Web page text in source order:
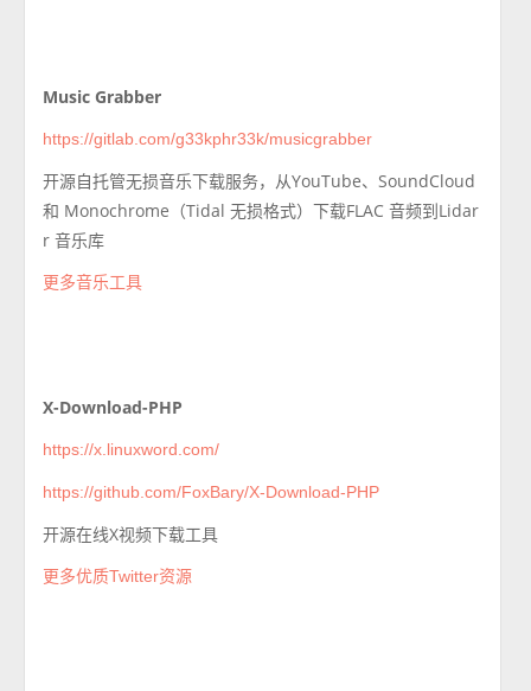
Music Grabber
https://gitlab.com/g33kphr33k/musicgrabber
开源自托管无损音乐下载服务，从YouTube、SoundCloud
和 Monochrome（Tidal 无损格式）下载FLAC 音频到Lidar
r 音乐库
更多音乐工具
X-Download-PHP
https://x.linuxword.com/
https://github.com/FoxBary/X-Download-PHP
开源在线X视频下载工具
更多优质Twitter资源